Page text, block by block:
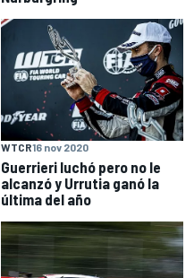
WTCR16 nov 2020
Guerrieri luchó pero no le
alcanzó y Urrutia ganó la
última del año